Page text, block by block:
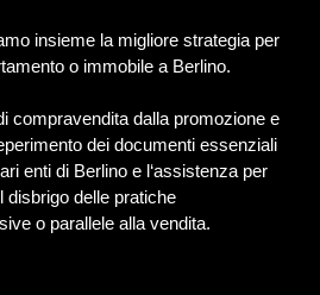
insieme la migliore strategia per
o immobile a Berlino.
compravendita dalla promozione e
dei documenti essenziali
enti di Berlino e l‘assistenza per
disbrigo delle pratiche
o parallele alla vendita.